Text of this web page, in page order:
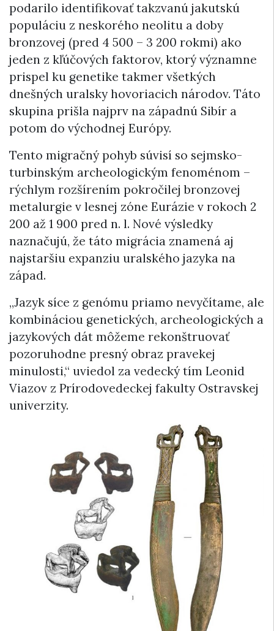
podarilo identifikovať takzvanú jakutskú
populáciu z neskorého neolitu a doby
bronzovej (pred 4 500 – 3 200 rokmi) ako
jeden z kľúčových faktorov, ktorý významne
prispel ku genetike takmer všetkých
dnešných uralsky hovoriacich národov. Táto
skupina prišla najprv na západnú Sibír a
potom do východnej Európy.
Tento migračný pohyb súvisí so sejmsko-
turbinským archeologickým fenoménom –
rýchlym rozšírením pokročilej bronzovej
metalurgie v lesnej zóne Eurázie v rokoch 2
200 až 1 900 pred n. l. Nové výsledky
naznačujú, že táto migrácia znamená aj
najstaršiu expanziu uralského jazyka na
západ.
„Jazyk síce z genómu priamo nevyčítame, ale
kombináciou genetických, archeologických a
jazykových dát môžeme rekonštruovať
pozoruhodne presný obraz pravekej
minulosti,“ uviedol za vedecký tím Leonid
Viazov z Prírodovedeckej fakulty Ostravskej
univerzity.